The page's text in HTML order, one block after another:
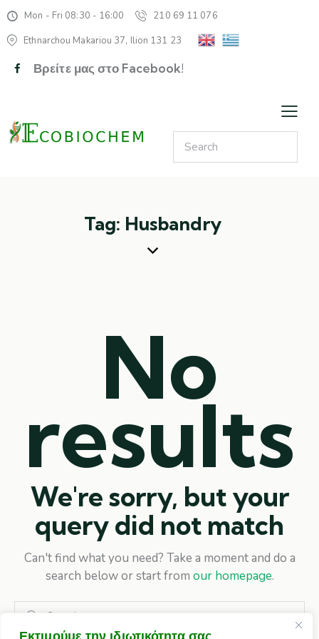
Mon - Fri 08:30 - 16:00
210 69 11 076
Ethnarchou Makariou 37, Ilion 131 23
Βρείτε μας στο Facebook!
Tag: Husbandry
No
results
We're sorry, but your
query did not match
Can't find what you need? Take a moment and do a
search below or start from our homepage.